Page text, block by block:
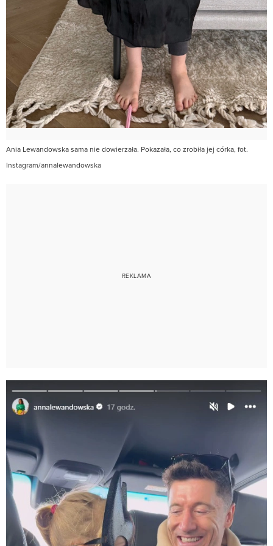
Ania Lewandowska sama nie dowierzała. Pokazała, co zrobiła jej córka, fot.
Instagram/annalewandowska